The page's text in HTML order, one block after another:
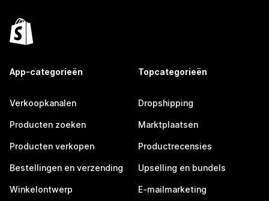
App-categorieën
Verkoopkanalen
Producten zoeken
Producten verkopen
Bestellingen en verzending
Winkelontwerp
Topcategorieën
Dropshipping
Marktplaatsen
Productrecensies
Upselling en bundels
E-mailmarketing